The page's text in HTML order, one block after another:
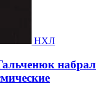
НХЛ
набрал